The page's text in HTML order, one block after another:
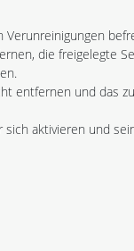
die freigelegte
entfernen und das
aktivieren und